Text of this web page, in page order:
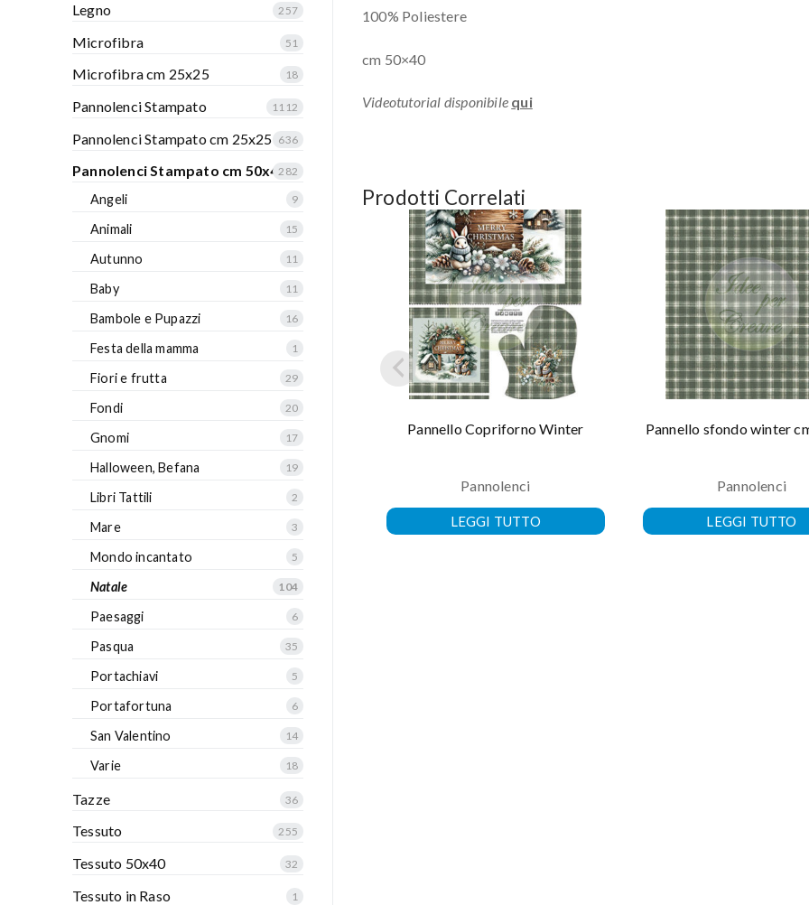
100% Poliestere
cm 50×40
Videotutorial disponibile qui
Prodotti Correlati
Pannello Copriforno Winter
Pannolenci
LEGGI TUTTO
Pannello sfondo winter
Pannolenci
LEGGI TUTTO
Legno 257
Microfibra 51
Microfibra cm 25x25 18
Pannolenci Stampato 1112
Pannolenci Stampato cm 25x25 636
Pannolenci Stampato cm 50x40282
Angeli 9
Animali 15
Autunno 11
Baby 11
Bambole e Pupazzi 16
Festa della mamma 1
Fiori e frutta 29
Fondi 20
Gnomi 17
Halloween, Befana 19
Libri Tattili 2
Mare 3
Mondo incantato 5
Natale 104
Paesaggi 6
Pasqua 35
Portachiavi 5
Portafortuna 6
San Valentino 14
Varie 18
Tazze 36
Tessuto 255
Tessuto 50x40 32
Tessuto in Raso 1